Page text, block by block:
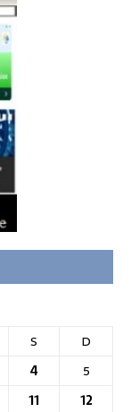
S
D
4
5
11
12